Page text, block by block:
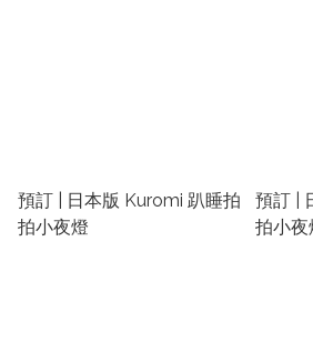
預訂 | 日本版 Kuromi 趴睡拍
拍小夜燈
預訂 |
拍小夜